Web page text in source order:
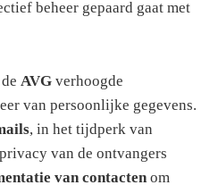
beheer gepaard gaat met
AVG verhoogde
van persoonlijke gegevens.
, in het tijdperk van
van de ontvangers
van contacten om